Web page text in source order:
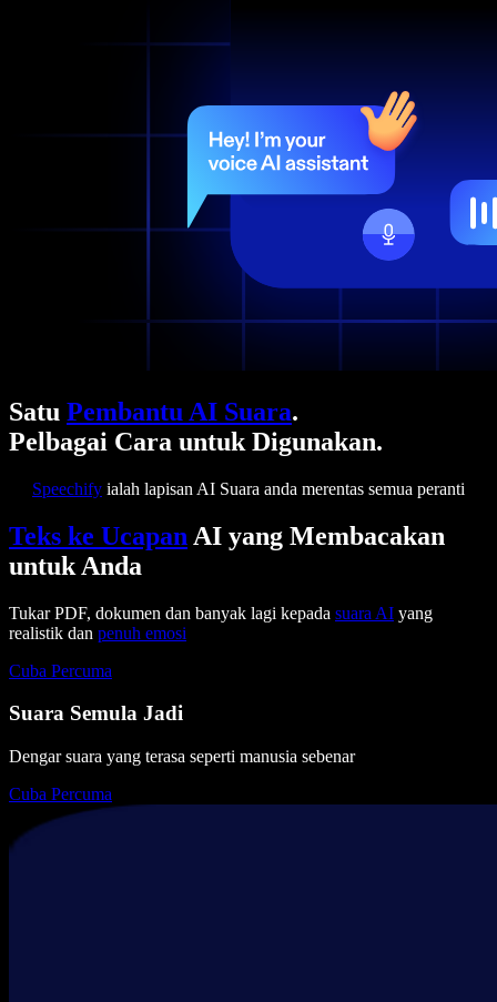
Satu Pembantu AI Suara.
Pelbagai Cara untuk Digunakan.
Speechify ialah lapisan AI Suara anda merentas semua peranti
Teks ke Ucapan AI yang Membacakan
untuk Anda
Tukar PDF, dokumen dan banyak lagi kepada suara AI yang
realistik dan penuh emosi
Cuba Percuma
Suara Semula Jadi
Dengar suara yang terasa seperti manusia sebenar
Cuba Percuma